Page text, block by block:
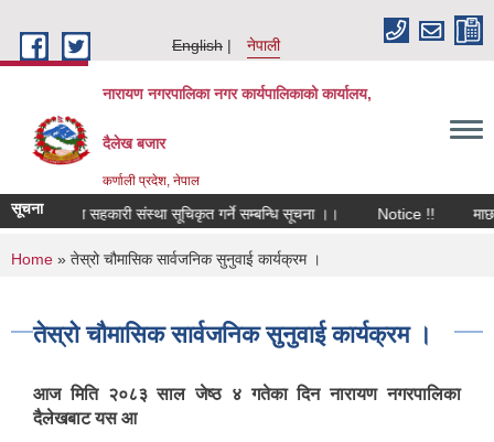
English
नेपाली
नारायण नगरपालिका नगर कार्यपालिकाको कार्यालय,
दैलेख बजार
कर्णाली प्रदेश, नेपाल
सूचना
विक्रेता सहकारी संस्था सूचिकृत गर्ने सम्बन्धि सूचना ।। Notice !! माछा,
You are here
Home » तेस्रो चौमासिक सार्वजनिक सुनुवाई कार्यक्रम ।
तेस्रो चौमासिक सार्वजनिक सुनुवाई कार्यक्रम ।
आज मिति २०८३ साल जेष्ठ ४ गतेका दिन नारायण नगरपालिका
दैलेखबाट यस आ